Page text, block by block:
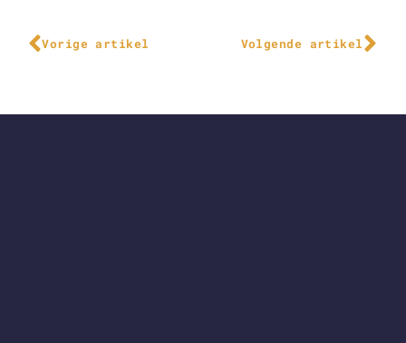
Vorige artikel Volgende artikel